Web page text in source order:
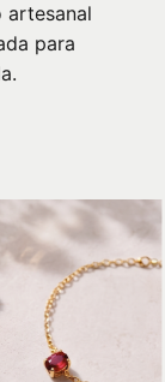
artesanal
para